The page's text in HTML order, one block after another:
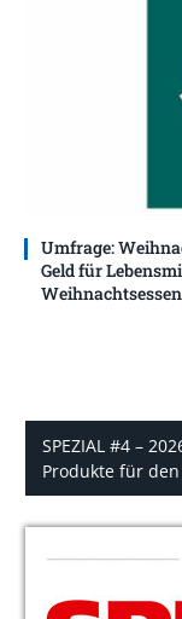
Umfrage:
Geld für
SPEZIAL #4 –
Produkte für den